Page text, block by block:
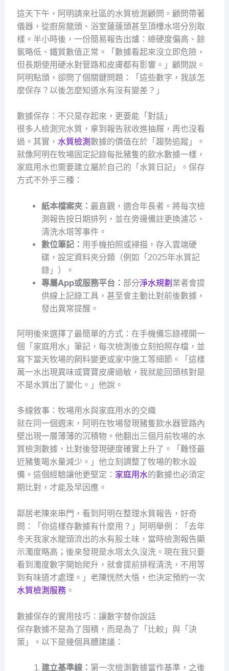
這天下午，阿明請來社區的水質檢測顧問。顧問帶著
儀器，從廚房龍頭、浴室蓮蓬頭甚至頂樓水塔分別取
樣。半小時後，一份簡易報告出爐：總硬度偏高、餘
氯略低、鐵質數值正常。「數據看起來沒立即危險，
但長期使用硬水對管路和皮膚都有影響。」顧問說。
阿明點頭，卻問了個關鍵問題：「這些數字，我該怎
麼保存？以後怎麼知道水有沒有變差？」
數據保存：不只是存起來，更要能「對話」
很多人檢測完水質，拿到報告就收進抽屜，再也沒看
過。其實， 水質檢測 數據的價值在於「趨勢追蹤」。
就像阿明在牧場固定記錄每批豬隻的飲水數據一樣，
家庭用水也需要建立屬於自己的「水質日記」。保存
方式不外乎三種：
紙本檔案夾： 最直觀，適合年長者。將每次檢
測報告按日期排列，並在旁邊備註更換濾芯、
清洗水塔等事件。
數位筆記： 用手機拍照或掃描，存入雲端硬
碟，設定資料夾分類（例如「2025年水質記
錄」）。
專屬App或服務平台： 部分淨水規劃 業者會提
供線上記錄工具，甚至會主動比對前後數據，
發出異常提醒。
阿明後來選擇了最簡單的方式：在手機備忘錄裡開一
個「家庭用水」筆記，每次檢測後立刻拍照存檔，並
寫下當天牧場的飼料變更或家中施工等細節。「這樣
萬一水出現異味或寶寶皮膚過敏，我就能回頭核對是
不是水質出了變化。」他說。
多線敘事：牧場用水與家庭用水的交織
就在同一個週末，阿明在牧場發現豬隻飲水器管路內
壁出現一層薄薄的沉積物。他翻出三個月前牧場的水
質檢測數據，比對後發現硬度確實上升了。「難怪最
近豬隻喝水量減少。」他立刻調整了牧場的軟水設
備。這個經驗讓他更堅定： 家庭用水的數據也必須定
期比對，才能及早因應。
鄰居老陳來串門，看到阿明在整理水質報告，好奇
問：「你這樣存數據有什麼用？」阿明舉例：「去年
冬天我家水龍頭流出的水有股土味，當時檢測報告顯
示濁度略高；後來發現是水塔太久沒洗。現在我只要
看到濁度數字開始爬升，就會提前排程清洗，不用等
到有味道才處理。」老陳恍然大悟，也決定預約一次
水質檢測服務。
數據保存的實用技巧：讓數字替你說話
保存數據不是為了囤積，而是為了「比較」與「決
策」。以下是幾個具體建議：
建立基準線： 第一次檢測數據當作基準，之後